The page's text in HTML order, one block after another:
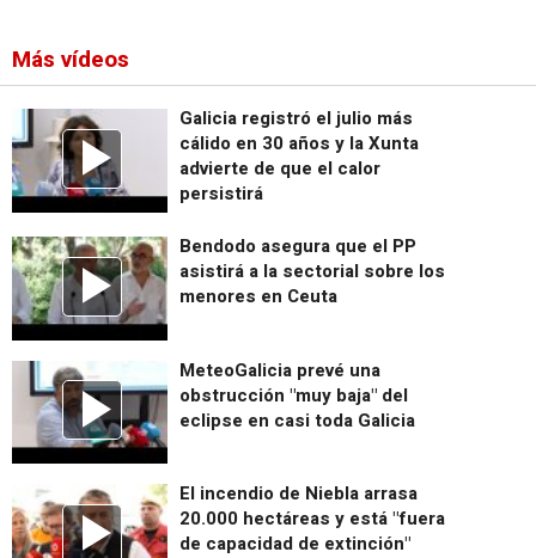
Más vídeos
Galicia registró el julio más
cálido en 30 años y la Xunta
advierte de que el calor
persistirá
Bendodo asegura que el PP
asistirá a la sectorial sobre los
menores en Ceuta
MeteoGalicia prevé una
obstrucción "muy baja" del
eclipse en casi toda Galicia
El incendio de Niebla arrasa
20.000 hectáreas y está "fuera
de capacidad de extinción"